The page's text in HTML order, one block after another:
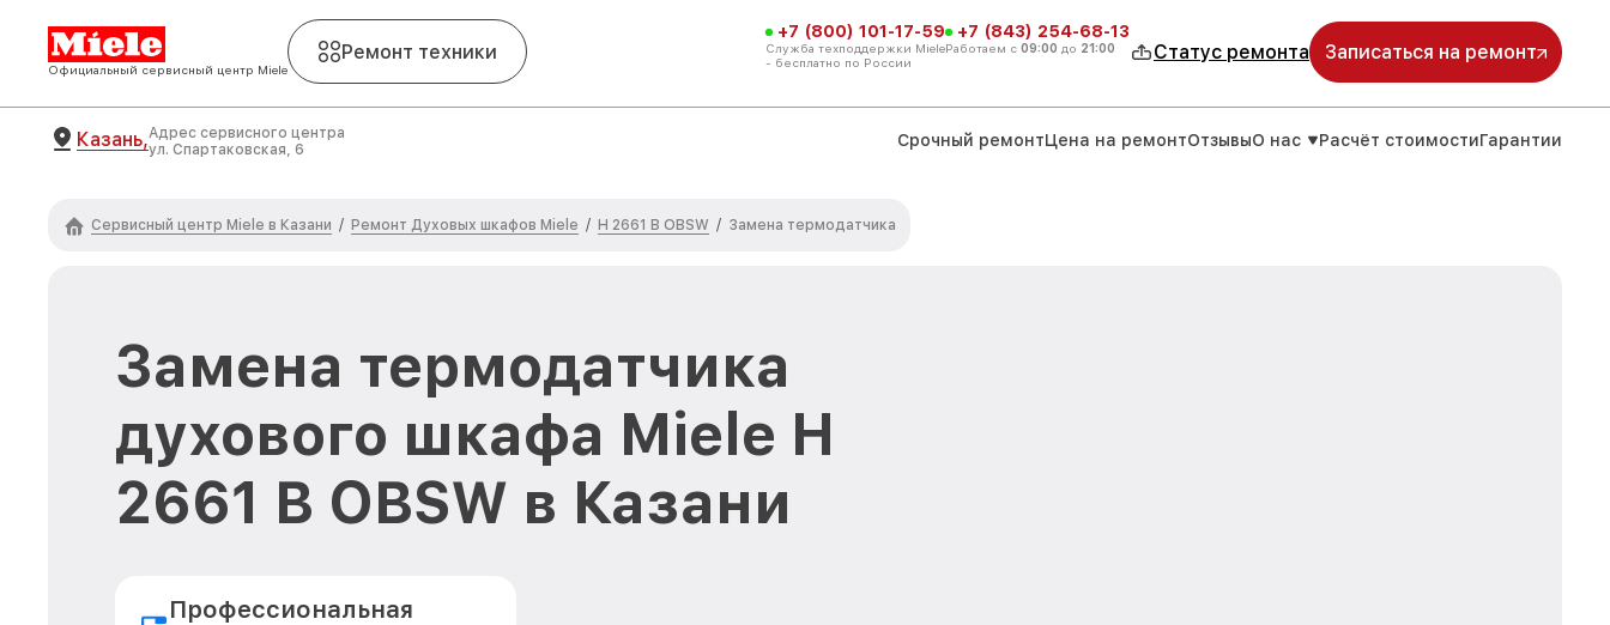
Официальный сервисный центр Miele
Ремонт техники
+7 (800) 101-17-59
Служба техподдержки Miele
- бесплатно по России
+7 (843) 254-68-13
Работаем с 09:00 до 21:00 Статус ремонта Записаться на ремонт
Казань,Адрес сервисного центра
ул. Спартаковская, 6
Срочный ремонтЦена на ремонтОтзывыО нас Расчёт стоимостиГарантии
Сервисный центр Miele в Казани / Ремонт Духовых шкафов Miele / H 2661 B OBSW / Замена термодатчика
Замена термодатчика
духового шкафа Miele H
2661 B OBSW в Казани
Профессиональная